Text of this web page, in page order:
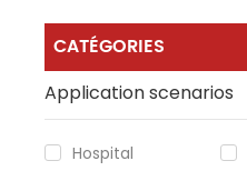
CATÉGORIES
Application scenarios
Hospital